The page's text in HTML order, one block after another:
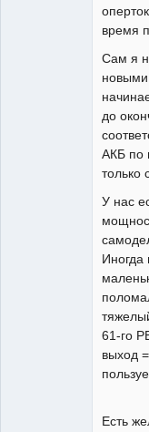
время
Сам я
до
АКБ по
только
У нас
61-го
выход
Есть